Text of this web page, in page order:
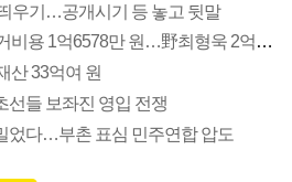
우기…공개시기 등 놓고 뒷말
부산 총선후보 1인당 선거비용 1억6578만 원…野최형욱 2억5240만 원 최고액
산 33억여 원
선들 보좌진 영입 전쟁
었다…부촌 표심 민주연합 압도